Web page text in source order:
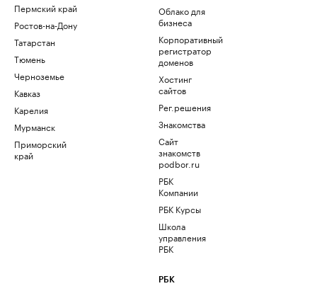
Пермский край
Ростов-на-Дону
Татарстан
Тюмень
Черноземье
Кавказ
Карелия
Мурманск
Приморский
край
Облако для
бизнеса
Корпоративный
регистратор
доменов
Хостинг
сайтов
Рег.решения
Знакомства
Сайт
знакомств
podbor.ru
РБК
Компании
РБК Курсы
Школа
управления
РБК
РБК